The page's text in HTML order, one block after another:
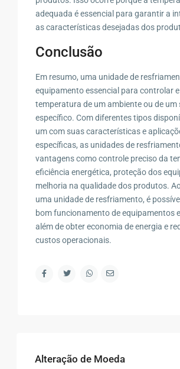
adequada é essencial para garantir a
as características desejadas dos
Conclusão
Em resumo, uma unidade de
equipamento essencial para controlar
temperatura de um ambiente ou de um
específico. Com diferentes tipos
um com suas características e
específicas, as unidades de
vantagens como controle preciso da
eficiência energética, proteção dos
melhoria na qualidade dos produtos.
uma unidade de resfriamento, é
bom funcionamento de equipamentos
além de obter economia de energia e
custos operacionais.
Alteração de Moeda